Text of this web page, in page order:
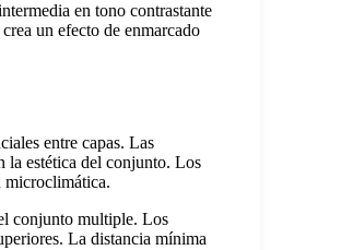
en tono contrastante
un efecto de enmarcado
entre capas. Las
la estética del conjunto. Los
microclimática.
conjunto multiple. Los
La distancia mínima